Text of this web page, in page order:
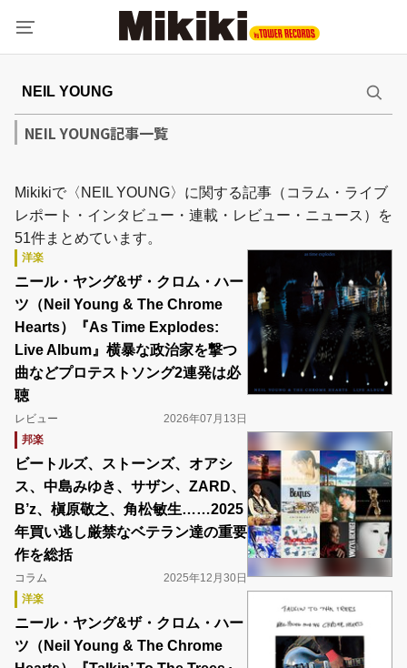
NEIL YOUNG記事一覧
Mikikiで〈NEIL YOUNG〉に関する記事（コラム・ライブ
レポート・インタビュー・連載・レビュー・ニュース）を
51件まとめています。
洋楽
ニール・ヤング&ザ・クロム・ハー
ツ（Neil Young & The Chrome
Hearts）『As Time Explodes:
Live Album』横暴な政治家を撃つ
曲などプロテストソング2連発は必
聴
レビュー
2026年07月13日
邦楽
ビートルズ、ストーンズ、オアシ
ス、中島みゆき、サザン、ZARD、
B’z、槇原敬之、角松敏生……2025
年買い逃し厳禁なベテラン達の重要
作を総括
コラム
2025年12月30日
洋楽
ニール・ヤング&ザ・クロム・ハー
ツ（Neil Young & The Chrome